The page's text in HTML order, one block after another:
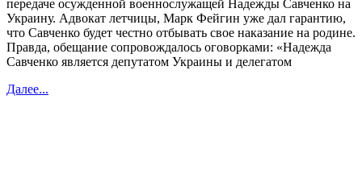
передаче осужденной военнослужащей Надежды Савченко на
Украину. Адвокат летчицы, Марк Фейгин уже дал гарантию,
что Савченко будет честно отбывать свое наказание на родине.
Правда, обещание сопровождалось оговорками: «Надежда
Савченко является депутатом Украины и делегатом
Далее...